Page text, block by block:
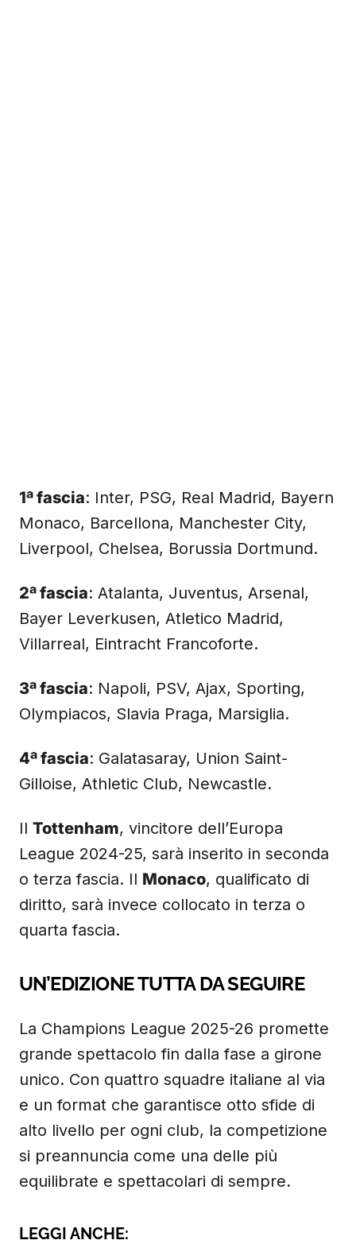
1ª fascia: Inter, PSG, Real Madrid, Bayern
Monaco, Barcellona, Manchester City,
Liverpool, Chelsea, Borussia Dortmund.
2ª fascia: Atalanta, Juventus, Arsenal,
Bayer Leverkusen, Atletico Madrid,
Villarreal, Eintracht Francoforte.
3ª fascia: Napoli, PSV, Ajax, Sporting,
Olympiacos, Slavia Praga, Marsiglia.
4ª fascia: Galatasaray, Union Saint-
Gilloise, Athletic Club, Newcastle.
Il Tottenham, vincitore dell’Europa
League 2024-25, sarà inserito in seconda
o terza fascia. Il Monaco, qualificato di
diritto, sarà invece collocato in terza o
quarta fascia.
UN’EDIZIONE TUTTA DA SEGUIRE
La Champions League 2025-26 promette
grande spettacolo fin dalla fase a girone
unico. Con quattro squadre italiane al via
e un format che garantisce otto sfide di
alto livello per ogni club, la competizione
si preannuncia come una delle più
equilibrate e spettacolari di sempre.
LEGGI ANCHE: